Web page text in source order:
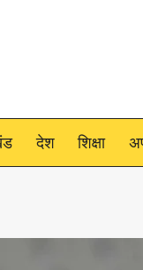
देश शिक्षा